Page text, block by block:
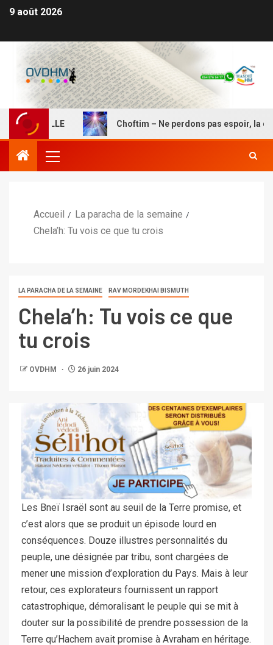
9 août 2026
BELLE Choftim – Ne perdons pas espoir, la
Accueil
La paracha de la semaine
Chela’h: Tu vois ce que tu crois
LA PARACHA DE LA SEMAINE RAV MORDEKHAI BISMUTH
Chela’h: Tu vois ce que
tu crois
OVDHM 26 juin 2024
Les Bneï Israël sont au seuil de la Terre promise, et
c’est alors que se produit un épisode lourd en
conséquences. Douze illustres personnalités du
peuple, une désignée par tribu, sont chargées de
mener une mission d’exploration du Pays. Mais à leur
retour, ces explorateurs fournissent un rapport
catastrophique, démoralisant le peuple qui se mit à
douter sur la possibilité de prendre possession de la
Terre qu’Hachem avait promise à Avraham en héritage.